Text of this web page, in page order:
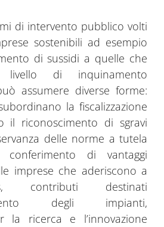
di intervento pubblico volti
sostenibili ad esempio
di sussidi a quelle che
livello di inquinamento
assumere diverse forme:
la fiscalizzazione
il riconoscimento di sgravi
delle norme a tutela
conferimento di vantaggi
imprese che aderiscono a
contributi destinati
degli impianti,
la ricerca e l’innovazione